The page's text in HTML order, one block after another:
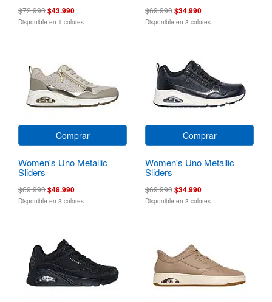
$72.990$43.990
Disponible en 1 colores
$69.990$34.990
Disponible en 3 colores
Comprar
Women's Uno Metallic
Sliders
$69.990$48.990
Disponible en 3 colores
Comprar
Women's Uno Metallic
Sliders
$69.990$34.990
Disponible en 3 colores